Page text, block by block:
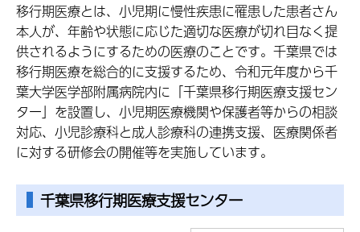
移行期医療とは、小児期に慢性疾患に罹患した患者さん
本人が、年齢や状態に応じた適切な医療が切れ目なく提
供されるようにするための医療のことです。千葉県では
移行期医療を総合的に支援するため、令和元年度から千
葉大学医学部附属病院内に「千葉県移行期医療支援セン
ター」を設置し、小児期医療機関や保護者等からの相談
対応、小児診療科と成人診療科の連携支援、医療関係者
に対する研修会の開催等を実施しています。
千葉県移行期医療支援センター